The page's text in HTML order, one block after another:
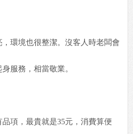
環境也很整潔。沒客人時老闆會
服務，相當敬業。
項，最貴就是35元，消費算便